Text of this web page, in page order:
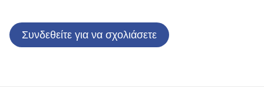
Συνδεθείτε για να σχολιάσετε